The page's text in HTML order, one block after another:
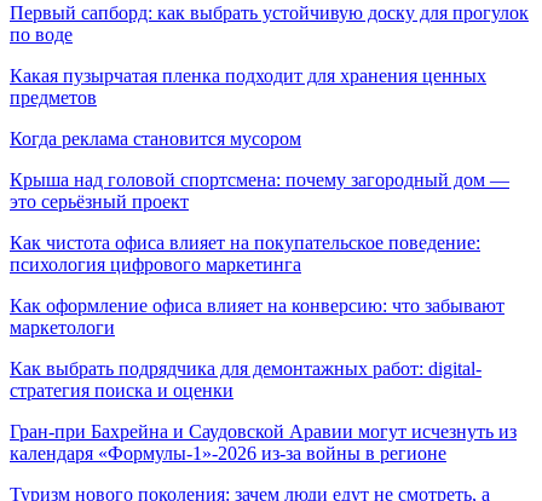
Первый сапборд: как выбрать устойчивую доску для прогулок
по воде
Какая пузырчатая пленка подходит для хранения ценных
предметов
Когда реклама становится мусором
Крыша над головой спортсмена: почему загородный дом —
это серьёзный проект
Как чистота офиса влияет на покупательское поведение:
психология цифрового маркетинга
Как оформление офиса влияет на конверсию: что забывают
маркетологи
Как выбрать подрядчика для демонтажных работ: digital-
стратегия поиска и оценки
Гран-при Бахрейна и Саудовской Аравии могут исчезнуть из
календаря «Формулы-1»-2026 из-за войны в регионе
Туризм нового поколения: зачем люди едут не смотреть, а